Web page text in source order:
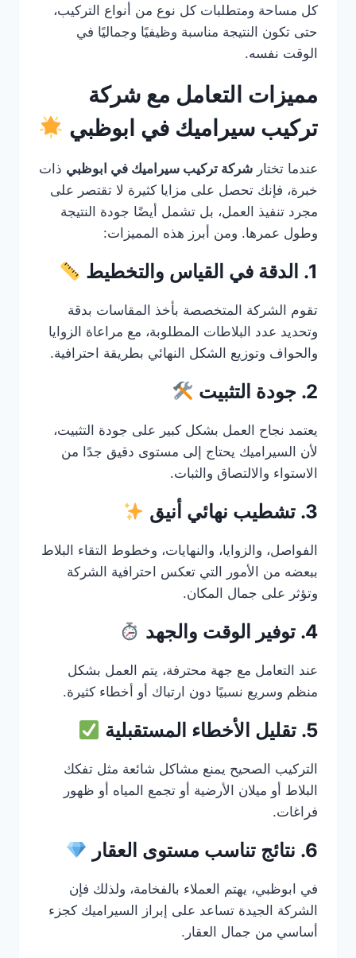
كل مساحة ومتطلبات كل نوع من أنواع التركيب،
حتى تكون النتيجة مناسبة وظيفيًا وجماليًا في
الوقت نفسه.
مميزات التعامل مع شركة
تركيب سيراميك في ابوظبي
عندما تختار شركة تركيب سيراميك في ابوظبي ذات
خبرة، فإنك تحصل على مزايا كثيرة لا تقتصر على
مجرد تنفيذ العمل، بل تشمل أيضًا جودة النتيجة
وطول عمرها. ومن أبرز هذه المميزات:
1. الدقة في القياس والتخطيط
تقوم الشركة المتخصصة بأخذ المقاسات بدقة
وتحديد عدد البلاطات المطلوبة، مع مراعاة الزوايا
والحواف وتوزيع الشكل النهائي بطريقة احترافية.
2. جودة التثبيت
يعتمد نجاح العمل بشكل كبير على جودة التثبيت،
لأن السيراميك يحتاج إلى مستوى دقيق جدًا من
الاستواء والالتصاق والثبات.
3. تشطيب نهائي أنيق
الفواصل، والزوايا، والنهايات، وخطوط التقاء البلاط
ببعضه من الأمور التي تعكس احترافية الشركة
وتؤثر على جمال المكان.
4. توفير الوقت والجهد
عند التعامل مع جهة محترفة، يتم العمل بشكل
منظم وسريع نسبيًا دون ارتباك أو أخطاء كثيرة.
5. تقليل الأخطاء المستقبلية
التركيب الصحيح يمنع مشاكل شائعة مثل تفكك
البلاط أو ميلان الأرضية أو تجمع المياه أو ظهور
فراغات.
6. نتائج تناسب مستوى العقار
في ابوظبي، يهتم العملاء بالفخامة، ولذلك فإن
الشركة الجيدة تساعد على إبراز السيراميك كجزء
أساسي من جمال العقار.